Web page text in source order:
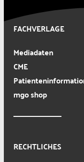
FACHVERLAGE
Mediadaten
CME
mgo shop
RECHTLICHES